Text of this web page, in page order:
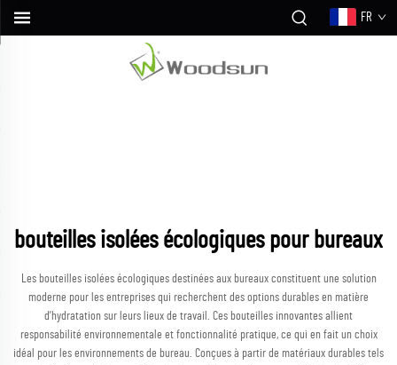
FR
bouteilles isolées écologiques pour bureaux
Les bouteilles isolées écologiques destinées aux bureaux constituent une solution
moderne pour les entreprises qui recherchent des options durables en matière
d’hydratation sur leurs lieux de travail. Ces bouteilles innovantes allient
responsabilité environnementale et fonctionnalité pratique, ce qui en fait un choix
idéal pour les environnements de bureau. Conçues à partir de matériaux durables tels